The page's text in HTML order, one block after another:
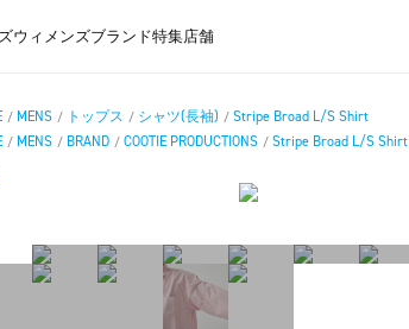
ウィメンズブランド特集店舗
/ MENS / トップス / シャツ(長袖) / Stripe Broad L/S Shirt
/ MENS / BRAND / COOTIE PRODUCTIONS / Stripe Broad L/S Shirt